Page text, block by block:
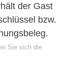
der Gast
bzw.
Sie sich die